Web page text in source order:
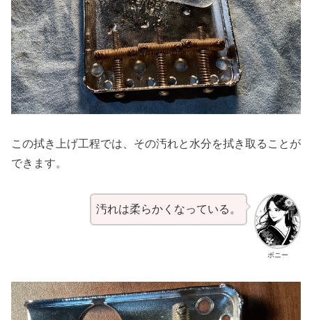
この拭き上げ工程では、その汚れと水分を拭き取ることが
できます。
ボニー
汚れは柔らかくなっている。